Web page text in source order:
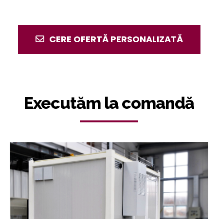
CERE OFERTĂ PERSONALIZATĂ
Executăm la comandă